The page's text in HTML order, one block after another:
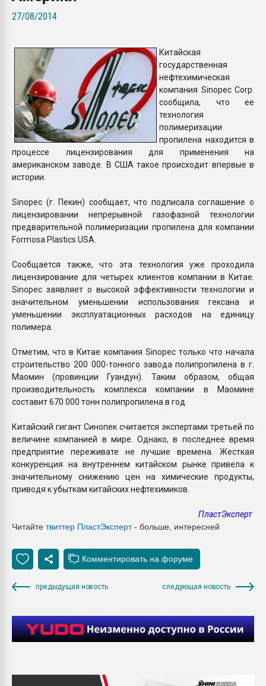
27/08/2014
Китайская
государственная
нефтехимическая
компания Sinopec Corp.
сообщила, что ее
технология
полимеризации
пропилена находится в
процессе лицензирования для применения на
американском заводе. В США такое происходит впервые в
истории.
Sinopec (г. Пекин) сообщает, что подписала соглашение о
лицензировании непрерывной газофазной технологии
предварительной полимеризации пропилена для компании
Formosa Plastics USA.
Сообщается также, что эта технология уже проходила
лицензирование для четырех клиентов компании в Китае.
Sinopec заявляет о высокой эффективности технологии и
значительном уменьшении использования гексана и
уменьшении эксплуатационных расходов на единицу
полимера.
Отметим, что в Китае компания Sinopec только что начала
строительство 200 000-тонного завода полипропилена в г.
Маомин (провинции Гуандун). Таким образом, общая
производительность комплекса компании в Маомине
составит 670 000 тонн полипропилена в год.
Китайский гигант Синопек считается экспертами третьей по
величине компанией в мире. Однако, в последнее время
предприятие переживате не лучшие времена. Жесткая
конкуренция на внутреннем китайском рынке привела к
значительному снижению цен на химические продукты,
приводя к убыткам китайских нефтехимиков.
ПластЭксперт
Читайте твиттер ПластЭксперт- больше, интересней
предыдущая новость следующая новость